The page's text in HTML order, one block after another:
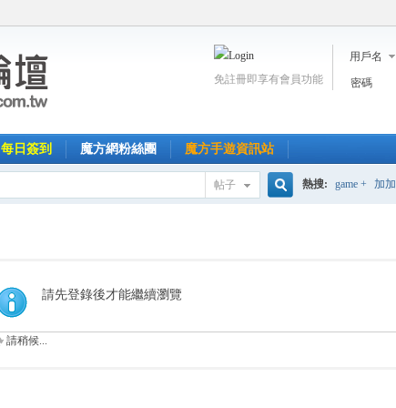
用戶名
密碼
免註冊即享有會員功能
每日簽到 魔方網粉絲團 魔方手遊資訊站
帖子 熱搜: game + 加加
請先登錄後才能繼續瀏覽
請稍候...